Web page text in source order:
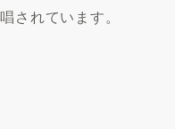
されています。